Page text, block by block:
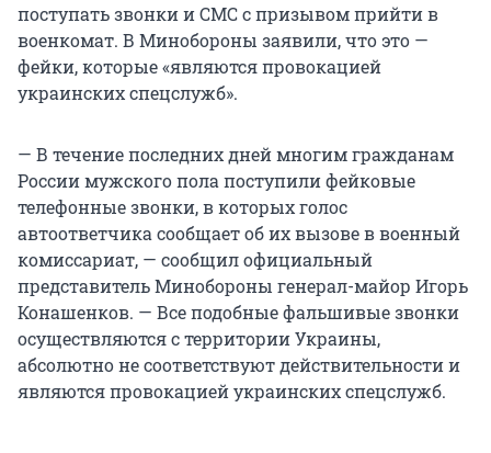
поступать звонки и СМС с призывом прийти в
военкомат. В Минобороны заявили, что это —
фейки, которые «являются провокацией
украинских спецслужб».
— В течение последних дней многим гражданам
России мужского пола поступили фейковые
телефонные звонки, в которых голос
автоответчика сообщает об их вызове в военный
комиссариат, — сообщил официальный
представитель Минобороны генерал-майор Игорь
Конашенков. — Все подобные фальшивые звонки
осуществляются с территории Украины,
абсолютно не соответствуют действительности и
являются провокацией украинских спецслужб.